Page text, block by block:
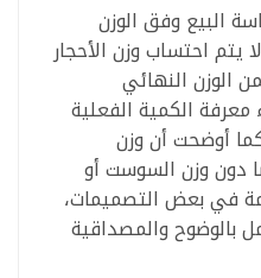
البيع وفق الوزن
احتساب وزن الأحجار
الوزن النهائي
الكمية الفعلية
أوضحت أن وزن
دون وزن السوست أو
في بعض التصميمات،
بالوضوح والمصداقية